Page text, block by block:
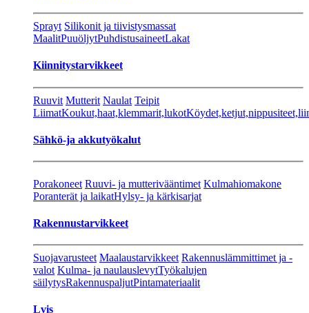
Sprayt Silikonit ja tiivistysmassat
MaalitPuuöljytPuhdistusaineetLakat
Kiinnitystarvikkeet
Ruuvit Mutterit Naulat Teipit
LiimatKoukut,haat,klemmarit,lukot
Sähkö-ja akkutyökalut
Porakoneet Ruuvi- ja mutterivääntimet Kulmahiomakone
Poranterät ja laikatHylsy- ja kärkisarjat
Rakennustarvikkeet
Suojavarusteet Maalaustarvikkeet Rakennuslämmittimet ja -
valot Kulma- ja naulauslevytTyökalujen
säilytysRakennuspaljutPintamateriaalit
Lvis